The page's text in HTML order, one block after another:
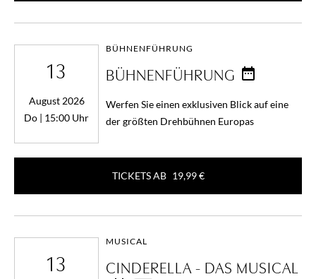
13
August 2026
Do | 15:00 Uhr
BÜHNENFÜHRUNG
BÜHNENFÜHRUNG
Werfen Sie einen exklusiven Blick auf eine
der größten Drehbühnen Europas
TICKETS AB 19,99 €
13
MUSICAL
CINDERELLA - DAS MUSICAL